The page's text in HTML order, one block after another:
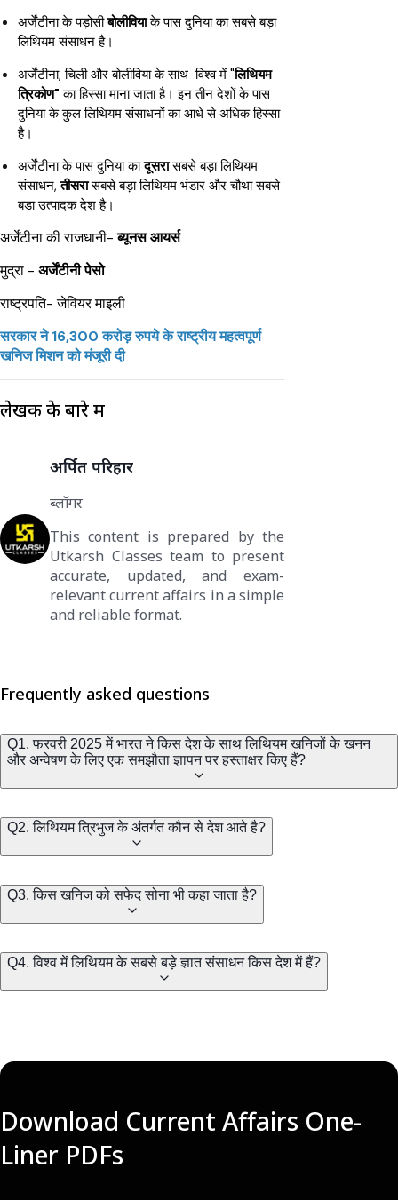
अर्जेंटीना के पड़ोसीबोलीवियाके पास दुनिया का सबसे बड़ा
लिथियम संसाधन है।
अर्जेंटीना, चिली और बोलीविया के साथ विश्व में "लिथियम
त्रिकोण" का हिस्सा माना जाता है। इन तीन देशों के पास
दुनिया के कुल लिथियम संसाधनों का आधे से अधिक हिस्सा
है।
अर्जेंटीना के पास दुनिया कादूसरासबसे बड़ा लिथियम
संसाधन,तीसरासबसे बड़ा लिथियम भंडार और चौथा सबसे
बड़ा उत्पादक देश है।
अर्जेंटीना की राजधानी-ब्यूनस आयर्स
मुद्रा - अर्जेंटीनी पेसो
राष्ट्रपति- जेवियर माइली
सरकार ने 16,300 करोड़ रुपये के राष्ट्रीय महत्वपूर्ण
खनिज मिशन को मंजूरी दी
लेखक के बारे में
अर्पित परिहार
ब्लॉगर
This content is prepared by the
Utkarsh Classes team to present
accurate, updated, and exam-
relevant current affairs in a simple
and reliable format.
Frequently asked questions
Q1. फरवरी 2025 में भारत ने किस देश के साथ लिथियम खनिजों के खनन
और अन्वेषण के लिए एक समझौता ज्ञापन पर हस्ताक्षर किए हैं?
Q2. लिथियम त्रिभुज के अंतर्गत कौन से देश आते है?
Q3. किस खनिज को सफेद सोना भी कहा जाता है?
Q4. विश्व में लिथियम के सबसे बड़े ज्ञात संसाधन किस देश में हैं?
Download Current Affairs One-
Liner PDFs